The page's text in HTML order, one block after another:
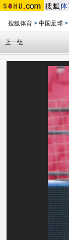
搜狐体育 > 中国足球 >
上一组